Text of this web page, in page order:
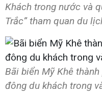
Khách trong nước và
Trắc” tham quan du
Bãi biển Mỹ Khê
đông du khách trong